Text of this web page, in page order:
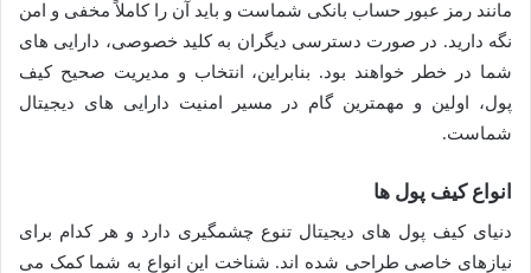
مانند رمز عبور حساب بانکی شماست و باید آن را کاملاً مخفی و امن
نگه دارید. در صورت دسترسی دیگران به کلید خصوصی، دارایی های
شما در خطر خواهند بود. بنابراین، انتخاب و مدیریت صحیح کیف
پول، اولین و مهمترین گام در مسیر امنیت دارایی های دیجیتال
شماست.
انواع کیف پول ها
دنیای کیف پول های دیجیتال تنوع چشمگیری دارد و هر کدام برای
نیازهای خاصی طراحی شده اند. شناخت این انواع به شما کمک می